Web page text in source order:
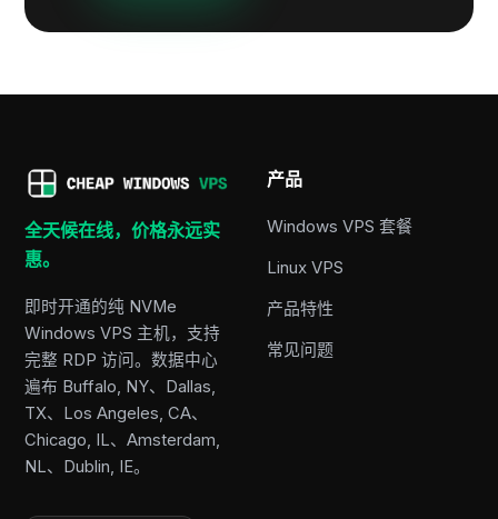
全天候在线，价格永远实
惠。
即时开通的纯 NVMe
Windows VPS 主机，支持
完整 RDP 访问。数据中心
遍布 Buffalo, NY、Dallas,
TX、Los Angeles, CA、
Chicago, IL、Amsterdam,
NL、Dublin, IE。
产品
Windows VPS 套餐
Linux VPS
产品特性
常见问题